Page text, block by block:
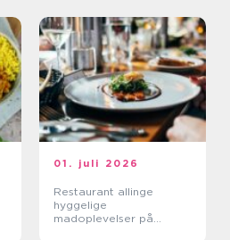
01. juli 2026
Restaurant allinge
hyggelige
madoplevelser på